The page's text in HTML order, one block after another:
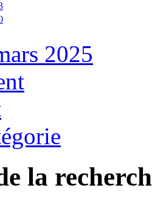
2025
la